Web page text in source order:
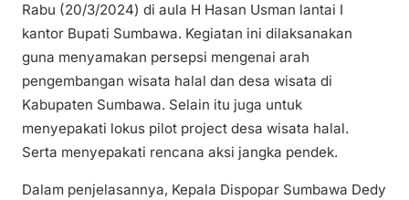
Rabu (20/3/2024) di aula H Hasan Usman lantai I
kantor Bupati Sumbawa. Kegiatan ini dilaksanakan
guna menyamakan persepsi mengenai arah
pengembangan wisata halal dan desa wisata di
Kabupaten Sumbawa. Selain itu juga untuk
menyepakati lokus pilot project desa wisata halal.
Serta menyepakati rencana aksi jangka pendek.
Dalam penjelasannya, Kepala Dispopar Sumbawa Dedy